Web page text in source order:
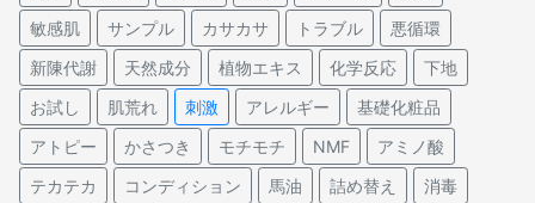
敏感肌
サンプル カサカサ トラブル
悪循環
新陳代謝
天然成分 植物エキス 化学反応
下地
お試し
肌荒れ 刺激 アレルギー
基礎化粧品
アトピー
かさつき モチモチ NMF
アミノ酸
テカテカ
コンディション 馬油 詰め替え 消毒